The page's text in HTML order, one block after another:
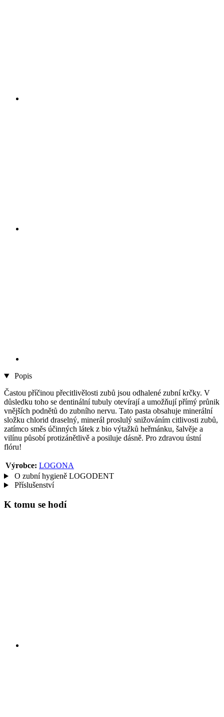
Popis
Častou příčinou přecitlivělosti zubů jsou odhalené zubní krčky. V
důsledku toho se dentinální tubuly otevírají a umožňují přímý průnik
vnějších podnětů do zubního nervu. Tato pasta obsahuje minerální
složku chlorid draselný, minerál proslulý snižováním citlivosti zubů,
zatímco směs účinných látek z bio výtažků heřmánku, šalvěje a
vilínu působí protizánětlivě a posiluje dásně. Pro zdravou ústní
flóru!
Výrobce: LOGONA
O zubní hygieně LOGODENT
Příslušenství
K tomu se hodí